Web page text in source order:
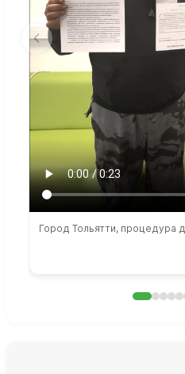
Город Тольятти, процедура